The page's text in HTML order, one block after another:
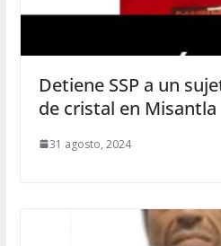
Detiene SSP a un
de cristal en Misantla
31 agosto, 2024